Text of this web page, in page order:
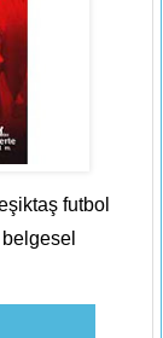
futbol
belgesel